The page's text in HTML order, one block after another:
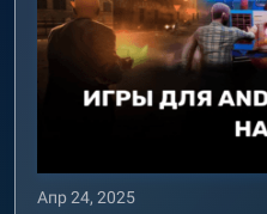
Апр 24, 2025